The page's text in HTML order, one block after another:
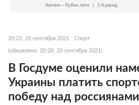
Англия — Кубок лиги 1-й раунд
20:23, 20 сентября 2021 Спорт
(обновлено: 20:28, 20 сентября 2021)
В Госдуме оценили
Украины платить
победу над россиянами